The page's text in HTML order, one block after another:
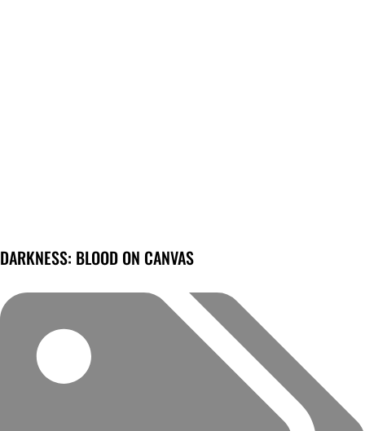
DARKNESS: BLOOD ON CANVAS